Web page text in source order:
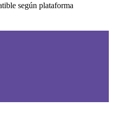
según plataforma